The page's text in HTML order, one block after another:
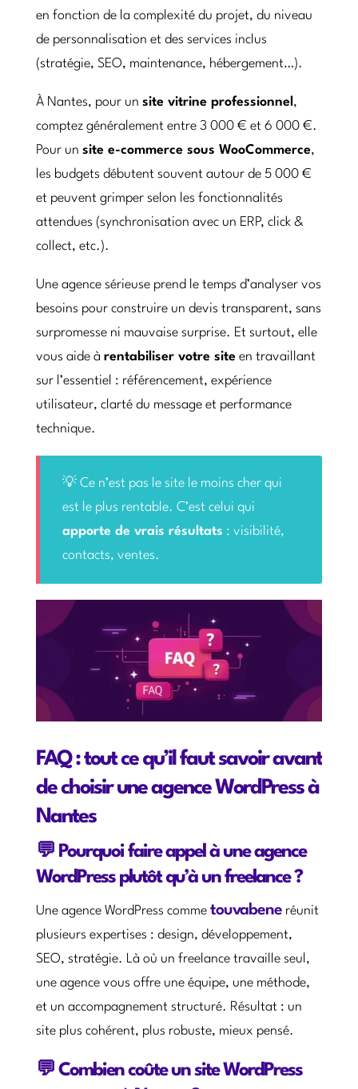
en fonction de la complexité du projet, du niveau
de personnalisation et des services inclus
(stratégie, SEO, maintenance, hébergement…).
À Nantes, pour un site vitrine professionnel ,
comptez généralement entre 3 000 € et 6 000 €.
Pour un site e-commerce sous WooCommerce,
les budgets débutent souvent autour de 5 000 €
et peuvent grimper selon les fonctionnalités
attendues (synchronisation avec un ERP, click &
collect, etc.).
Une agence sérieuse prend le temps d’analyser vos
besoins pour construire un devis transparent, sans
surpromesse ni mauvaise surprise. Et surtout, elle
vous aide à rentabiliser votre site en travaillant
sur l’essentiel : référencement, expérience
utilisateur, clarté du message et performance
technique.
💡 Ce n’est pas le site le moins cher qui
est le plus rentable. C’est celui qui
apporte de vrais résultats : visibilité,
contacts, ventes.
FAQ : tout ce qu’il faut savoir avant
de choisir une agence WordPress à
Nantes
💬 Pourquoi faire appel à une agence
WordPress plutôt qu’à un freelance ?
Une agence WordPress comme touvabene réunit
plusieurs expertises : design, développement,
SEO, stratégie. Là où un freelance travaille seul,
une agence vous offre une équipe, une méthode,
et un accompagnement structuré. Résultat : un
site plus cohérent, plus robuste, mieux pensé.
💬 Combien coûte un site WordPress